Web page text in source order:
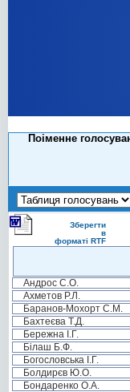
Поіменне
Зберегти
в
форматі RTF
Андрос С.О.
Ахметов Р.Л.
Баранов-Мохорт С.М.
Бахтеєва Т.Д.
Бережна І.Г.
Білаш Б.Ф.
Богословська І.Г.
Болдирєв Ю.О.
Бондаренко О.А.